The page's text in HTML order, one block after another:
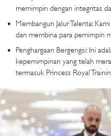
memimpin dengan integritas
Membangun Jalur Talenta:
dan membina para pemimpin
Penghargaan Bergengsi: Ini
kepemimpinan yang telah
termasuk Princess Royal